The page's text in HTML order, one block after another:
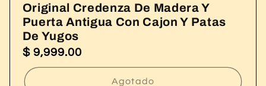
Original Credenza De Madera Y
Puerta Antigua Con Cajon Y Patas
De Yugos
Precio
habitual
$ 9,999.00
Agotado